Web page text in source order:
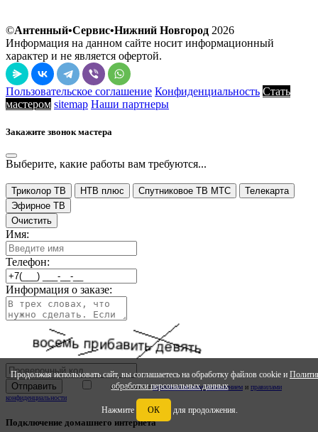
Продолжая использовать сайт, вы соглашаетесь на обработку файлов cookie и
обработки персональных данных
Нажмите ОК для продолжения.
©Антенный•Сервис•Нижний Новгород 2026
Информация на данном сайте носит информационный
характер и не является офертой.
Пользовательское соглашение Конфиденциальность Стать
мастером sitemap Наши партнеры
Закажите звонок мастера
Выберите, какие работы вам требуются...
Триколор ТВ НТВ плюс Спутниковое ТВ МТС
Телекарта
Эфирное ТВ
Очистить
Имя:
Телефон:
Информация о заказе:
Ознакомлен сползовательским соглашением и правилами
конфиденциальности
Подключение домашнего интернета